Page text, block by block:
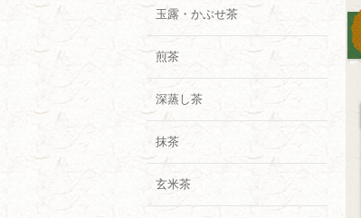
玉露・かぶせ茶
煎茶
深蒸し茶
抹茶
玄米茶